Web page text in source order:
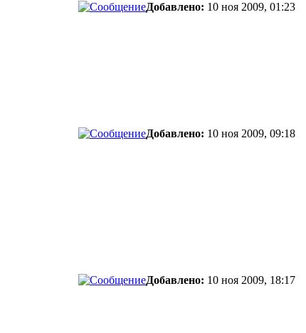
Добавлено: 10 ноя 2009, 01:23
Добавлено: 10 ноя 2009, 09:18
Добавлено: 10 ноя 2009, 18:17